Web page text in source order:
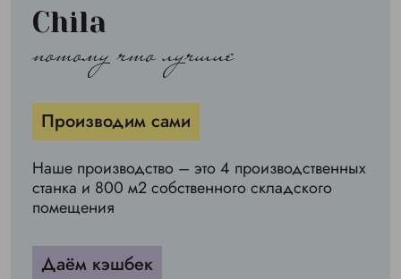
Chila
потому что лучшие
Производим сами
Наше производство – это 4 производственных
станка и 800 м2 собственного складского
помещения
Даём кэшбек